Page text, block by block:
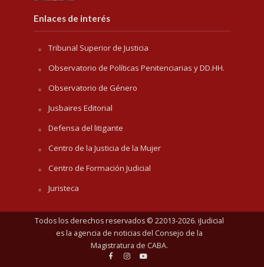
Enlaces de interés
Tribunal Superior de Justicia
Observatorio de Políticas Penitenciarias y DD.HH.
Observatorio de Género
Jusbaires Editorial
Defensa del litigante
Centro de la Justicia de la Mujer
Centro de Formación Judicial
Juristeca
Todos los derechos reservados © 22013-2026. iJudicial
es la agencia de noticias del Consejo de la
Magistratura de CABA.